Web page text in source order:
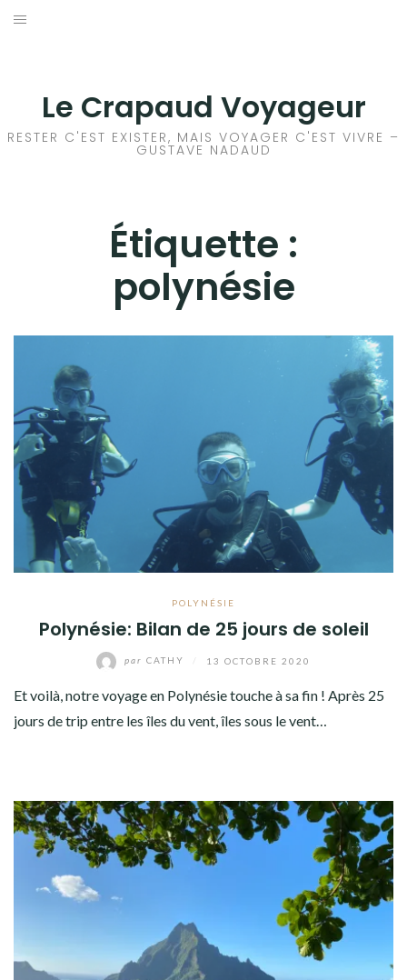
Aller
Le Crapaud Voyageur
RESTER C'EST EXISTER, MAIS VOYAGER C'EST VIVRE –
GUSTAVE NADAUD
Étiquette :
polynésie
POLYNÉSIE
Polynésie: Bilan de 25 jours de soleil
par CATHY 13 OCTOBRE 2020
Et voilà, notre voyage en Polynésie touche à sa fin ! Après 25
jours de trip entre les îles du vent, îles sous le vent…
EUROPE
AMÉRIQUE CENTRALE
AMÉRIQUE DU SUD
TOUR DU MONDE 2020-2021
CONTACT